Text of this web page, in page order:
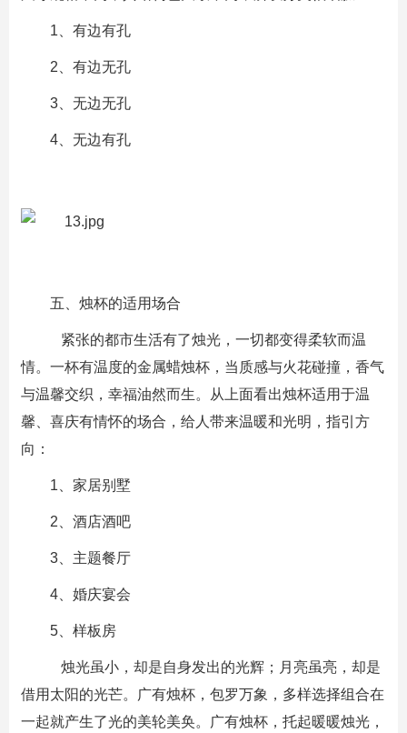
1、有边有孔
2、有边无孔
3、无边无孔
4、无边有孔
五、烛杯的适用场合
紧张的都市生活有了烛光，一切都变得柔软而温
情。一杯有温度的金属蜡烛杯，当质感与火花碰撞，香气
与温馨交织，幸福油然而生。从上面看出烛杯适用于温
馨、喜庆有情怀的场合，给人带来温暖和光明，指引方
向：
1、家居别墅
2、酒店酒吧
3、主题餐厅
4、婚庆宴会
5、样板房
烛光虽小，却是自身发出的光辉；月亮虽亮，却是
借用太阳的光芒。广有烛杯，包罗万象，多样选择组合在
一起就产生了光的美轮美奂。广有烛杯，托起暖暖烛光，